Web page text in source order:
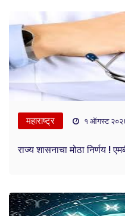
महाराष्ट्र १ ऑगस्ट
राज्य शासनाचा मोठा निर्णय !